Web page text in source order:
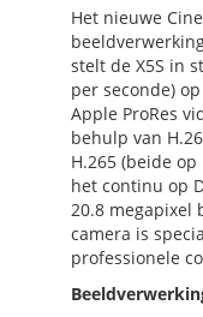
Het nieuwe
stelt de X5S in
per seconde)
Apple ProRes
behulp van
H.265 (beide
het continu op
20.8 megapixel
camera is
professionele